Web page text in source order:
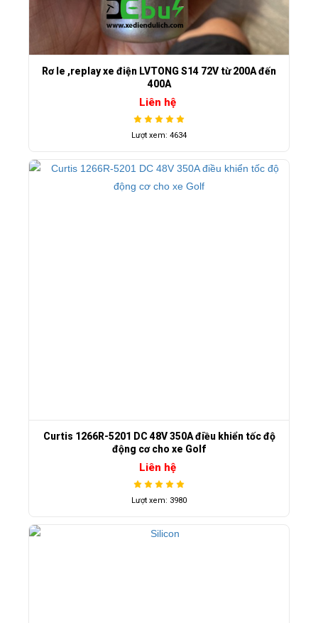
Rơ le ,replay xe điện LVTONG S14 72V từ 200A đến
400A
Liên hệ
Lượt xem: 4634
Curtis 1266R-5201 DC 48V 350A điều khiển tốc độ
động cơ cho xe Golf
Liên hệ
Lượt xem: 3980